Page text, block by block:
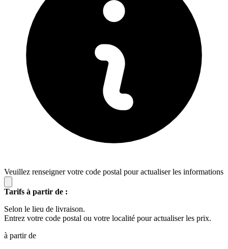
Veuillez renseigner votre code postal pour actualiser les informations
Tarifs à partir de :
Selon le lieu de livraison.
Entrez votre code postal ou votre localité pour actualiser les prix.
à partir de